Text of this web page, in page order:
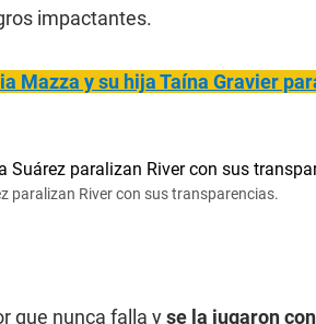
impactantes.
Mazza y su hija Taína Gravier
paralizan River con sus transparencias.
que nunca falla yse la jugaron